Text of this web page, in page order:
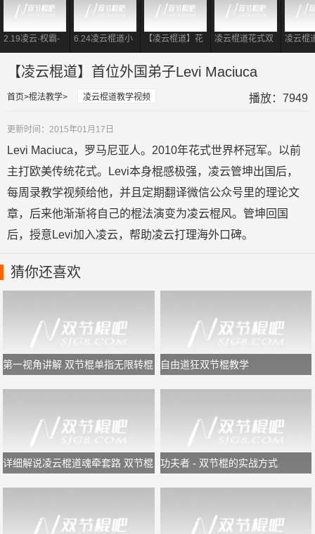
2.19凌云·权霸-
花式双节棍小套
路慢镜教学
6.24凌云棍道小
权转棍小练-花式
双节棍转棍
【凌云棍道】花
式双节棍教学之
[指间反弹组合]
凌云棍道花式双
节棍教学之双手
折叠
凌云棍
节棍教
【凌云棍道】首位外国弟子Levi Maciuca
首页 棍法教学 凌云棍道教学视频 播放：7949
更新时间：2015年01月17日
Levi Maciuca，罗马尼亚人。2010年花式世界杯冠军。以前
主打欧美传统花式。Levi本身棍感极强，凌云管坤出国后，
每周录教学视频给他，并且定期翻译微信公众号里的理论文
章，后来他渐渐将自己的棍法演变为凌云棍风。管坤回国
后，授意Levi加入凌云，帮助凌云打理海外口碑。
猜你还喜欢
第一视角讲解 双节棍单指无限转棍 自由道狂双节棍教学
详细解说凌云棍道魂牵套路 双节棍
功夫者 - 双节棍的实战方式